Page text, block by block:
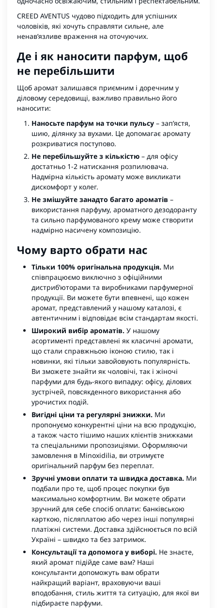
CREED AVENTUS чудово підходить для успішних
чоловіків, які хочуть справляти сильне, але
ненав’язливе враження на оточуючих.
Де і як наносити парфум, щоб
не перебільшити
Щоб аромат залишався приємним і доречним у
діловому середовищі, важливо правильно його
наносити:
Наносьте парфум на точки пульсу – зап’ястя,
шию, ділянку за вухами. Це допомагає аромату
розкриватися поступово.
Не перебільшуйте з кількістю – для офісу
достатньо 1-2 натискання розпилювача.
Надмірна кількість аромату може викликати
дискомфорт у колег.
Не змішуйте занадто багато ароматів –
використання парфуму, ароматного дезодоранту
та сильно парфумованого крему може створити
надмірно насичену композицію.
Чому варто обрати нас
Тільки 100% оригінальна продукція. Ми
співпрацюємо виключно з офіційними
дистриб’юторами та виробниками парфумерної
продукції. Ви можете бути впевнені, що кожен
аромат, представлений у нашому каталозі, є
автентичним і відповідає всім стандартам якості.
Широкий вибір ароматів. У нашому
асортименті представлені як класичні аромати,
що стали справжньою іконою стилю, так і
новинки, які тільки завойовують популярність.
Ви зможете знайти як чоловічі, так і жіночі
парфуми для будь-якого випадку: офісу, ділових
зустрічей, повсякденного використання або
урочистих подій.
Вигідні ціни та регулярні знижки. Ми
пропонуємо конкурентні ціни на всю продукцію,
а також часто тішимо наших клієнтів знижками
та спеціальними пропозиціями. Оформляючи
замовлення в Minoxidilia, ви отримуєте
оригінальний парфум без переплат.
Зручні умови оплати та швидка доставка. Ми
подбали про те, щоб процес покупки був
максимально комфортним. Ви можете обрати
зручний для себе спосіб оплати: банківською
карткою, післяплатою або через інші популярні
платіжні системи. Доставка здійснюється по всій
Україні – швидко та без затримок.
Консультації та допомога у виборі. Не знаєте,
який аромат підійде саме вам? Наші
консультанти допоможуть вам обрати
найкращий варіант, враховуючи ваші
вподобання, стиль життя та ситуацію, для якої ви
підбираєте парфуми.